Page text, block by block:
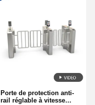
Visite De
L'usine
Porte de protection anti-
rail réglable à vitesse